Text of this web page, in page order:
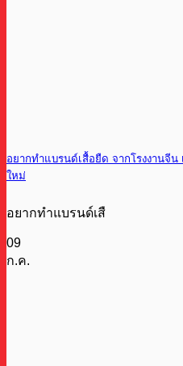
อยากทำแบรนด์เสื้อยืด จากโรงงานจีน
ใหม่
อยากทำแบรนด์เสื
09
ก.ค.